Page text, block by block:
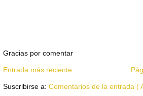
Gracias por comentar
Entrada más reciente
Suscribirse a: Comentarios de la entrada (